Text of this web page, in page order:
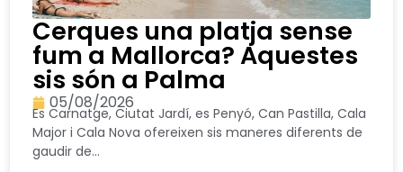
Cerques una platja sense
fum a Mallorca? Aquestes
sis són a Palma
05/08/2026
Es Carnatge, Ciutat Jardí, es Penyó, Can Pastilla, Cala
Major i Cala Nova ofereixen sis maneres diferents de
gaudir de...